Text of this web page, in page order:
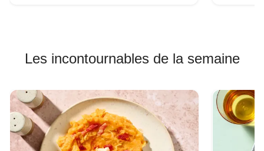
Les incontournables de la semaine